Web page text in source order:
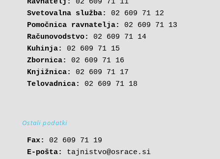
Ravnatelj:
02 609 71 11
Svetovalna služba:
Pomočnica ravnatelja:
Računovodstvo:
02 609 71 14
Kuhinja:
Zbornica:
Knjižnica:
Telovadnica:
02 609 71 18
Ostali podatki
Fax:
E-pošta: tajnistvo@osrace.si